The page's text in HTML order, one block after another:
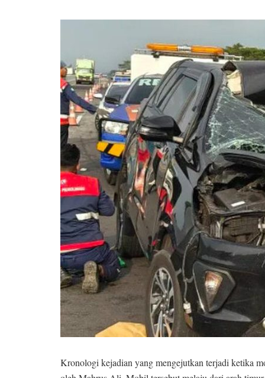
Kronologi kejadian yang mengejutkan terjadi ketika